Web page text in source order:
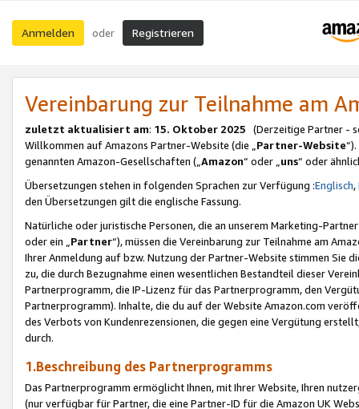
Anmelden oder Registrieren
Vereinbarung zur Teilnahme am
zuletzt aktualisiert am: 15. Oktober 2025 (Derzeitige Partner -
Willkommen auf Amazons Partner-Website (die „Partner-Website
genannten Amazon-Gesellschaften („Amazon“ oder „uns“ oder
Übersetzungen stehen in folgenden Sprachen zur Verfügung :Englisch,
den Übersetzungen gilt die englische Fassung.
Natürliche oder juristische Personen, die an unserem Marketing-
oder ein „Partner“), müssen die Vereinbarung zur Teilnahme am
Ihrer Anmeldung auf bzw. Nutzung der Partner-Website stimmen Sie
zu, die durch Bezugnahme einen wesentlichen Bestandteil dieser
Partnerprogramm, die IP-Lizenz für das Partnerprogramm, den
Partnerprogramm). Inhalte, die du auf der Website Amazon.com
des Verbots von Kundenrezensionen, die gegen eine Vergütung
durch.
1.Beschreibung des Partnerprogramms
Das Partnerprogramm ermöglicht Ihnen, mit Ihrer Website, Ihren
(nur verfügbar für Partner, die eine Partner-ID für die Amazon UK